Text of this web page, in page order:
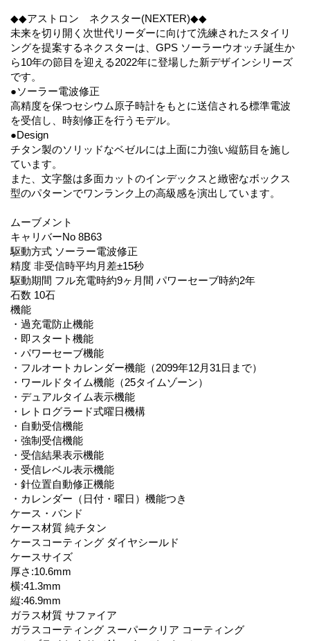
◆◆アストロン ネクスター(NEXTER)◆◆
未来を切り開く次世代リーダーに向けて洗練されたスタイリ
ングを提案するネクスターは、GPS ソーラーウオッチ誕生か
ら10年の節目を迎える2022年に登場した新デザインシリーズ
です。
●ソーラー電波修正
高精度を保つセシウム原子時計をもとに送信される標準電波
を受信し、時刻修正を行うモデル。
●Design
チタン製のソリッドなベゼルには上面に力強い縦筋目を施し
ています。
また、文字盤は多面カットのインデックスと緻密なボックス
型のパターンでワンランク上の高級感を演出しています。
ムーブメント
キャリバーNo 8B63
駆動方式 ソーラー電波修正
精度 非受信時平均月差±15秒
駆動期間 フル充電時約9ヶ月間 パワーセーブ時約2年
石数 10石
機能
・過充電防止機能
・即スタート機能
・パワーセーブ機能
・フルオートカレンダー機能（2099年12月31日まで）
・ワールドタイム機能（25タイムゾーン）
・デュアルタイム表示機能
・レトログラード式曜日機構
・自動受信機能
・強制受信機能
・受信結果表示機能
・受信レベル表示機能
・針位置自動修正機能
・カレンダー（日付・曜日）機能つき
ケース・バンド
ケース材質 純チタン
ケースコーティング ダイヤシールド
ケースサイズ
厚さ:10.6mm
横:41.3mm
縦:46.9mm
ガラス材質 サファイア
ガラスコーティング スーパークリア コーティング